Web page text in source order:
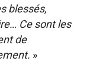
blessés,
Ce sont les
de
»